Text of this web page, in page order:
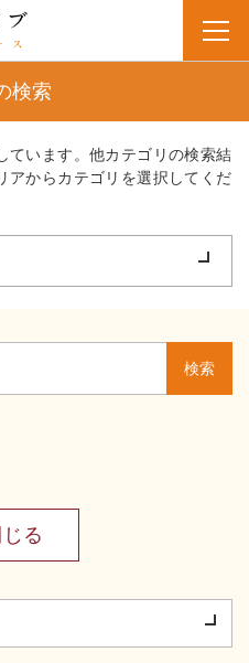
検索
ています。他カテゴリの検索結
アからカテゴリを選択してくだ
検索
る